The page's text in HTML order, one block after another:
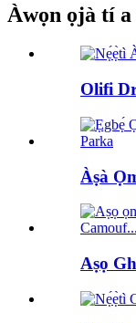
Àwọn ọjà tí a
Olifi
Àṣà
Aṣọ